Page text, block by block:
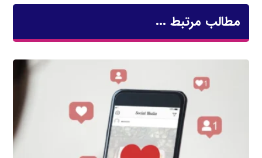
مطالب مرتبط ...